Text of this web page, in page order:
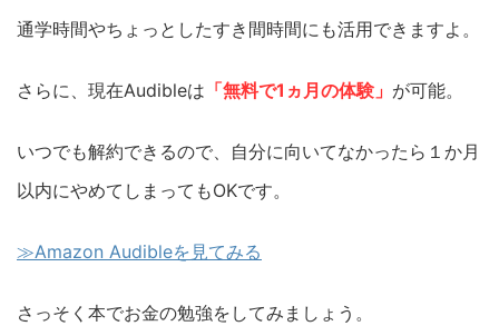
通学時間やちょっとしたすき間時間にも活用できますよ。
さらに、現在Audibleは 「無料で1ヵ月の体験」 が可能。
いつでも解約できるので、自分に向いてなかったら１か月
以内にやめてしまってもOKです。
≫Amazon Audibleを見てみる
さっそく本でお金の勉強をしてみましょう。